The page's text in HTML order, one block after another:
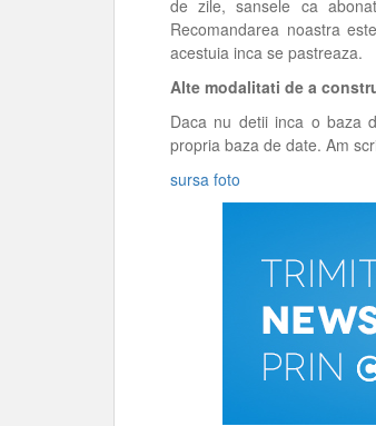
de zile, sansele ca
Recomandarea noastra
acestuia inca se pastreaza.
Alte modalitati de a
Daca nu detii inca o baza
propria baza de date. Am
sursa foto